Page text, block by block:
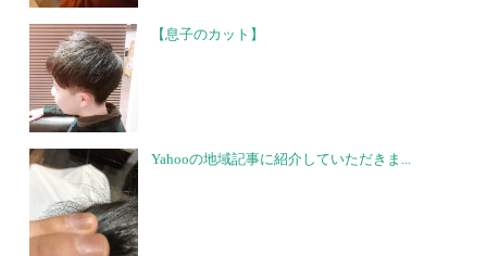
【息子のカット】
Yahooの地域記事に紹介していただきま...